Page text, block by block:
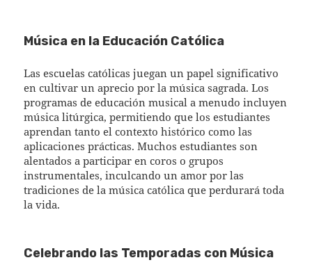
Música en la Educación Católica
Las escuelas católicas juegan un papel significativo
en cultivar un aprecio por la música sagrada. Los
programas de educación musical a menudo incluyen
música litúrgica, permitiendo que los estudiantes
aprendan tanto el contexto histórico como las
aplicaciones prácticas. Muchos estudiantes son
alentados a participar en coros o grupos
instrumentales, inculcando un amor por las
tradiciones de la música católica que perdurará toda
la vida.
Celebrando las Temporadas con Música